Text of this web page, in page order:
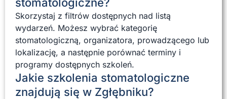
Skorzystaj z filtrów dostępnych nad listą
wydarzeń. Możesz wybrać kategorię
stomatologiczną, organizatora, prowadzącego lub
lokalizację, a następnie porównać terminy i
programy dostępnych szkoleń.
Jakie szkolenia stomatologiczne
znajdują się w Zgłębniku?